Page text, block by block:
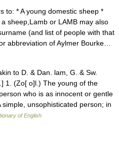
to: * A young domestic sheep *
sheep,Lamb or LAMB may also
(and list of people with that
abbreviation of Aylmer Bourke…
to D. & Dan. lam, G. & Sw.
1. (Zo[ o]l.) The young of the
who is as innocent or gentle
unsophisticated person; in
of English